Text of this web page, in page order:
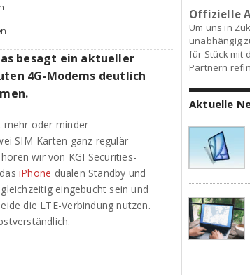
besagt ein aktueller
4G-Modems deutlich
mehr oder minder
SIM-Karten ganz regulär
wir von KGI Securities-
iPhone dualen Standby und
eingebucht sein und
die LTE-Verbindung nutzen.
Offizielle
Um uns in
unabhängig
für Stück mit
Partnern
Aktuelle